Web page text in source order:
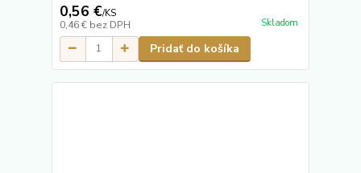
0,56 €/KS
0,46 € bez DPH Skladom
Pridať do košíka